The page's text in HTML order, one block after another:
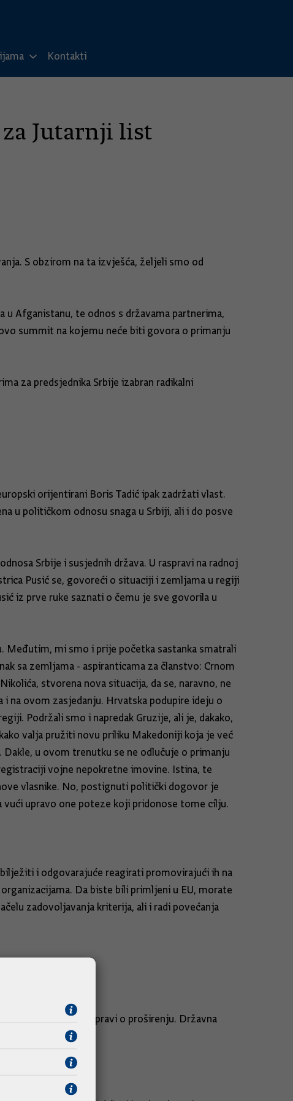
Kontakti
Jutarnji list
S obzirom na ta izvješća, željeli smo od
u Afganistanu, te odnos s državama partnerima,
summit na kojemu neće biti govora o primanju
za predsjednika Srbije izabran radikalni
orijentirani Boris Tadić ipak zadržati vlast.
u političkom odnosu snaga u Srbiji, ali i do posve
Srbije i susjednih država. U raspravi na radnoj
Pusić se, govoreći o situaciji i zemljama u regiji
iz prve ruke saznati o čemu je sve govorila u
Međutim, mi smo i prije početka sastanka smatrali
sa zemljama - aspiranticama za članstvo: Crnom
stvorena nova situacija, da se, naravno, ne
na ovom zasjedanju. Hrvatska podupire ideju o
Podržali smo i napredak Gruzije, ali je, dakako,
valja pružiti novu priliku Makedoniji koja je već
u ovom trenutku se ne odlučuje o primanju
vojne nepokretne imovine. Istina, te
vlasnike. No, postignuti politički dogovor je
upravo one poteze koji pridonose tome cilju.
i odgovarajuće reagirati promovirajući ih na
Da biste bili primljeni u EU, morate
zadovoljavanja kriterija, ali i radi povećanja
inzistirali na raspravi o proširenju. Državna
proširenja.